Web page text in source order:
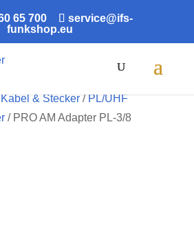
65 700
service@ifs-
funkshop.eu
Kabel & Stecker/PL/UHF
/ PRO AM Adapter PL-3/8